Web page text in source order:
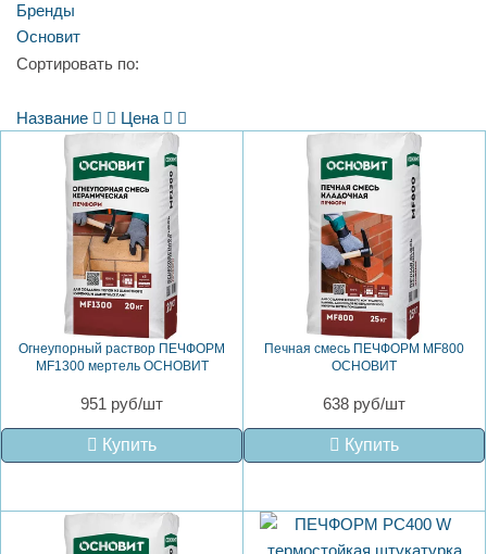
Бренды
Основит
Сортировать по:
Название Цена
Огнеупорный раствор ПЕЧФОРМ
MF1300 мертель ОСНОВИТ
951 руб/шт
Купить
Печная смесь ПЕЧФОРМ MF800
ОСНОВИТ
638 руб/шт
Купить